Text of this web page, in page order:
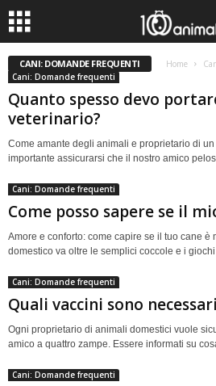
CANI: DOMANDE FREQUENTI Home
Cani: Domande frequenti
Quanto spesso devo
veterinario?
Come amante degli animali e proprietario di
importante assicurarsi che il nostro amico
Cani: Domande frequenti
Come posso sapere se il
Amore e conforto: come capire se il tuo cane è
domestico va oltre le semplici coccole e i
Cani: Domande frequenti
Quali vaccini sono
Ogni proprietario di animali domestici vuole
amico a quattro zampe. Essere informati su
Cani: Domande frequenti